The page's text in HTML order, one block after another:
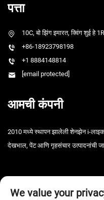
पत्ता
10C, बो झिंग इमारत, क्विंग शुई हे
+86-18923798198
+1 8884148814
[email protected]
आमची कंपनी
2010 मध्ये स्थापन झालेली शेनझेन i-
देखभाल, पेंट आणि गृहसंचार उत्पादनांची
We value your